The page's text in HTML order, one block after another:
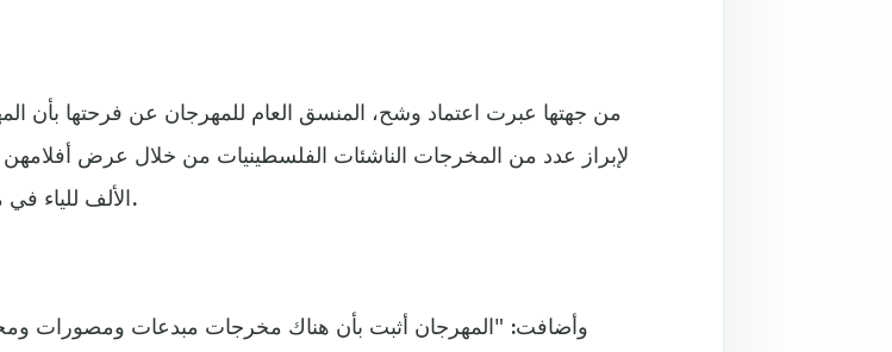
من جهتها عبرت اعتماد وشح، المنسق العام للمهرجان عن فرحتها بأن
لإبراز عدد من المخرجات الناشئات الفلسطينيات من خلال عرض أفلامهن
الألف للياء في مركز شؤون المرأة.
وأضافت: "المهرجان أثبت بأن هناك مخرجات مبدعات ومصورات